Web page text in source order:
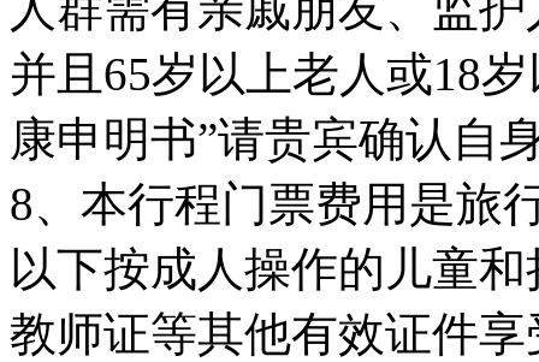
并且65岁以上老人或18
康申明书”请贵宾确认自
8、本行程门票费用是旅
以下按成人操作的儿童
教师证等其他有效证件